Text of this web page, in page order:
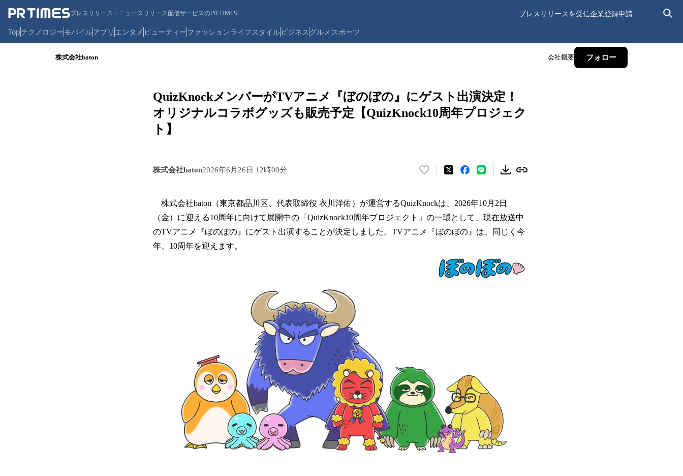
プレスリリース・ニュースリリース配信サービスのPR TIMES プレスリリースを受信企業登録申請
Topテクノロジーモバイルアプリ エンタメ ビューティーファッションライフスタイルビジネス グルメ スポーツ
株式会社baton 会社概要 フォロー
QuizKnockメンバーがTVアニメ『ぼのぼの』にゲスト出演決定！
オリジナルコラボグッズも販売予定【QuizKnock10周年プロジェク
ト】
株式会社baton2026年6月26日 12時00分
い
！
数
を
株式会社baton（東京都品川区、代表取締役 衣川洋佑）が運営するQuizKnockは、2026年10月2日
（金）に迎える10周年に向けて展開中の「QuizKnock10周年プロジェクト」の一環として、現在放送中
のTVアニメ『ぼのぼの』にゲスト出演することが決定しました。TVアニメ『ぼのぼの』は、同じく今
年、10周年を迎えます。